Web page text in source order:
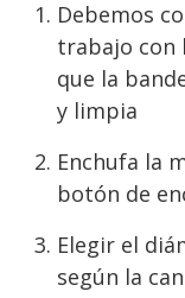
Debemos
trabajo con
que la
y limpia
Enchufa la
botón de
Elegir el
según la